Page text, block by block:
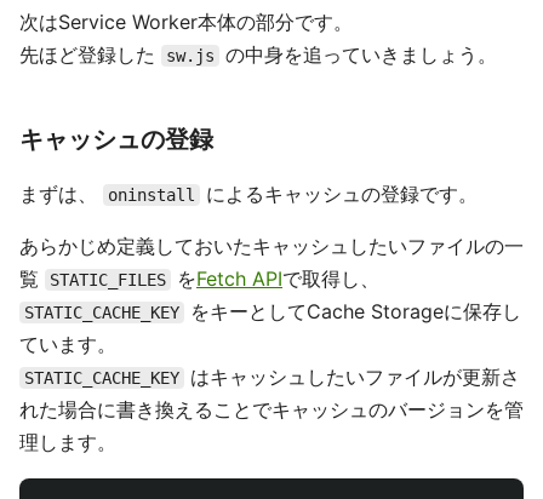
次はService Worker本体の部分です。
先ほど登録した
sw.js の中身を追っていきましょう。
キャッシュの登録
まずは、 oninstall によるキャッシュの登録です。
あらかじめ定義しておいたキャッシュしたいファイルの一
覧
STATIC_FILES をFetch APIで取得し、
STATIC_CACHE_KEY
をキーとしてCache Storageに保存し
ています。
STATIC_CACHE_KEY
はキャッシュしたいファイルが更新さ
れた場合に書き換えることでキャッシュのバージョンを管
理します。